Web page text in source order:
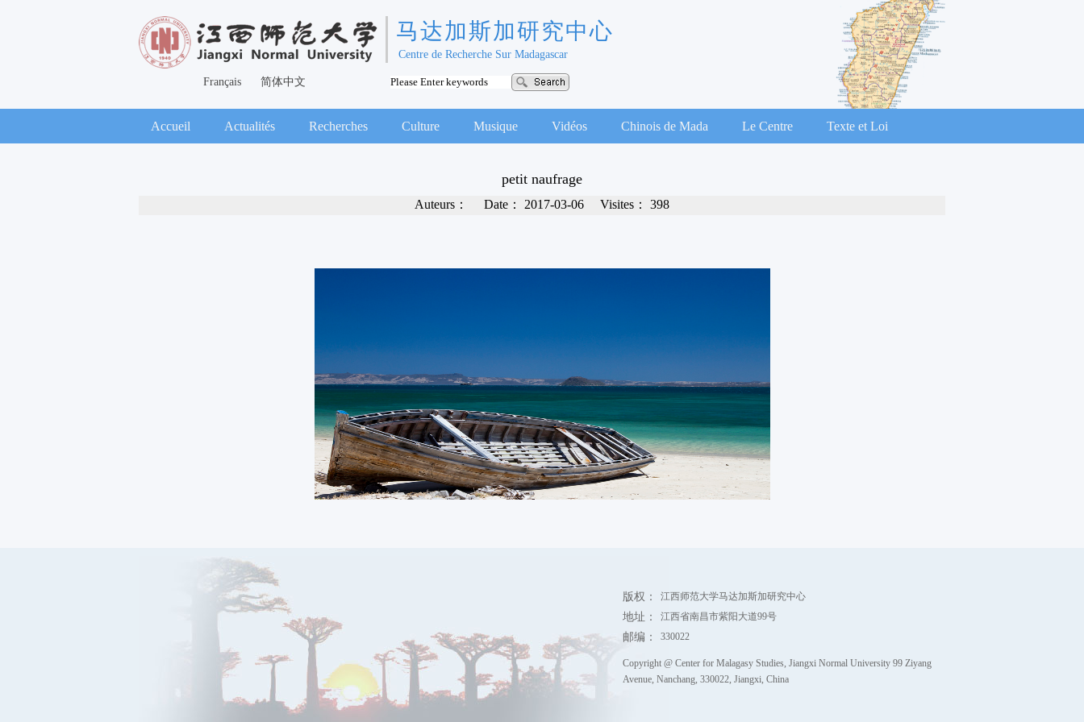
马达加斯加研究中心
Centre de Recherche Sur Madagascar
Français 简体中文
Accueil Actualités Recherches Culture Musique Vidéos Chinois de Mada Le Centre Texte et Loi
petit naufrage
Auteurs： Date： 2017-03-06 Visites： 398
版权： 江西师范大学马达加斯加研究中心
地址： 江西省南昌市紫阳大道99号
邮编： 330022
Copyright @ Center for Malagasy Studies, Jiangxi Normal University 99 Ziyang
Avenue, Nanchang, 330022, Jiangxi, China